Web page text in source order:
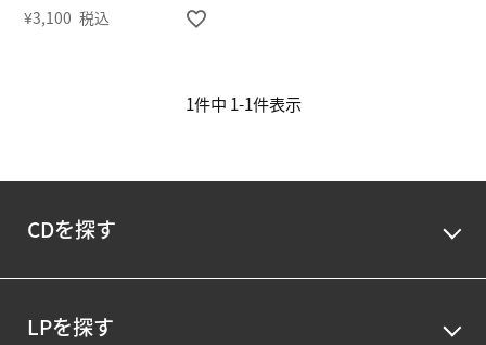
¥3,100 税込
1件中 1-1件表示
CDを探す
LPを探す